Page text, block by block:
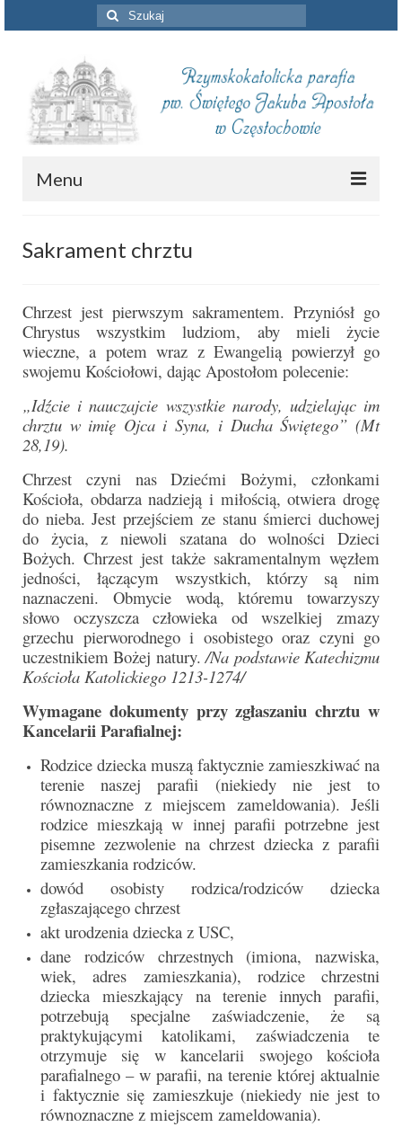
Szuklaj
w:
Menu
Piszą o nas
Remont kościoła
Parafia
Duszpasterze
Nasz patron
Kościół Rektoracki
Vademecum
Wspólnoty parafialne
Katecheza parafialna
Niezbędnik Katolika
Kaplica Adoracji
Pracownicy
e-Katolik
Nabożeństwa
Nabożeństwa różne
Pogrzeb katolicki
Sakramenty
Sakrament chrztu
Sakrament eucharystii
Sakrament bierzmowania
Sakrament pojednania
Sakrament chrztu
Chrzest jest pierwszym sakramentem. Przyniósł go
Chrystus wszystkim ludziom, aby mieli życie
wieczne, a potem wraz z Ewangelią powierzył go
swojemu Kościołowi, dając Apostołom polecenie:
„Idźcie i nauczajcie wszystkie narody, udzielając im
chrztu w imię Ojca i Syna, i Ducha Świętego” (Mt
28,19).
Chrzest czyni nas Dziećmi Bożymi, członkami
Kościoła, obdarza nadzieją i miłością, otwiera drogę
do nieba. Jest przejściem ze stanu śmierci duchowej
do życia, z niewoli szatana do wolności Dzieci
Bożych. Chrzest jest także sakramentalnym węzłem
jedności, łączącym wszystkich, którzy są nim
naznaczeni. Obmycie wodą, któremu towarzyszy
słowo oczyszcza człowieka od wszelkiej zmazy
grzechu pierworodnego i osobistego oraz czyni go
uczestnikiem Bożej natury./Na podstawie Katechizmu
Kościoła Katolickiego 1213-1274/
Wymagane dokumenty przy zgłaszaniu chrztu w
Kancelarii Parafialnej:
Rodzice dziecka muszą faktycznie zamieszkiwać na
terenie naszej parafii (niekiedy nie jest to
równoznaczne z miejscem zameldowania). Jeśli
rodzice mieszkają w innej parafii potrzebne jest
pisemne zezwolenie na chrzest dziecka z parafii
zamieszkania rodziców.
dowód osobisty rodzica/rodziców dziecka
zgłaszającego chrzest
akt urodzenia dziecka z USC,
dane rodziców chrzestnych (imiona, nazwiska,
wiek, adres zamieszkania), rodzice chrzestni
dziecka mieszkający na terenie innych parafii,
potrzebują specjalne zaświadczenie, że są
praktykującymi katolikami, zaświadczenia te
otrzymuje się w kancelarii swojego kościoła
parafialnego – w parafii, na terenie której aktualnie
i faktycznie się zamieszkuje (niekiedy nie jest to
równoznaczne z miejscem zameldowania).